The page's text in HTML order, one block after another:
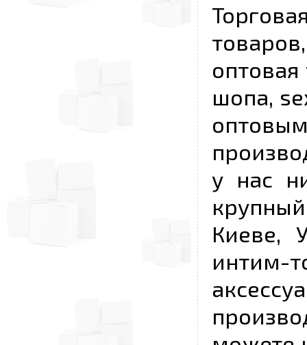
шопа,
у нас
Киеве,